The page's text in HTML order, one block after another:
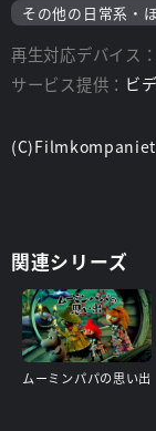
その他の日常系・
再生対応デバイス：
サービス提供： ビ
関連シリーズ
ムーミンパパの思い出